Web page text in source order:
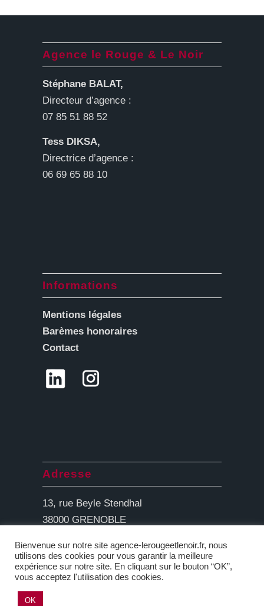
Agence le Rouge & Le Noir
Stéphane BALAT,
Directeur d’agence :
07 85 51 88 52
Tess DIKSA,
Directrice d’agence :
06 69 65 88 10
Informations
Mentions légales
Barèmes honoraires
Contact
Adresse
13, rue Beyle Stendhal
38000 GRENOBLE
Bienvenue sur notre site agence-lerougeetlenoir.fr, nous
utilisons des cookies pour vous garantir la meilleure
expérience sur notre site. En cliquant sur le bouton “OK”,
vous acceptez l'utilisation des cookies.
OK